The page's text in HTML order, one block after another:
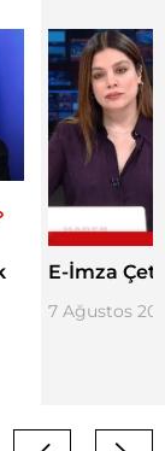
E-İmza
7 Ağustos